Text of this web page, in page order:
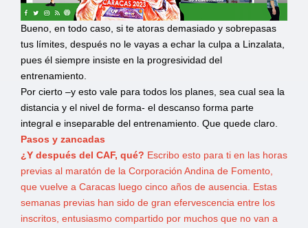
Bueno, en todo caso, si te atoras demasiado y sobrepasas
tus límites, después no le vayas a echar la culpa a Linzalata,
pues él siempre insiste en la progresividad del
entrenamiento.
Por cierto –y esto vale para todos los planes, sea cual sea la
distancia y el nivel de forma- el descanso forma parte
integral e inseparable del entrenamiento. Que quede claro.
Pasos y zancadas
¿Y después del CAF, qué? Escribo esto para ti en las horas
previas al maratón de la Corporación Andina de Fomento,
que vuelve a Caracas luego cinco años de ausencia. Estas
semanas previas han sido de gran efervescencia entre los
inscritos, entusiasmo compartido por muchos que no van a